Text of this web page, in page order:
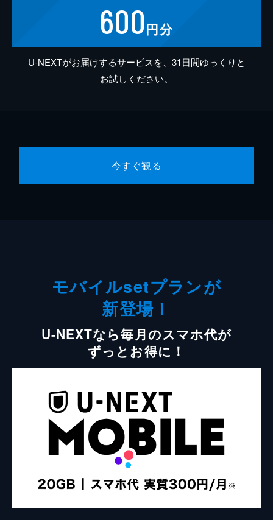
600円分
U-NEXTがお届けするサービスを、31日間ゆっくりと
お試しください。
今すぐ観る
モバイルsetプランが
新登場！
U-NEXTなら毎月のスマホ代が
ずっとお得に！